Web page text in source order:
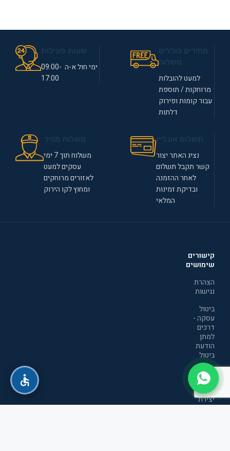
למעט להובלות
מרוחקות / תוספת
עבור קומות ופירוק
דלתות
ימי חול א-ה 09:00-
17:00
נציג האתר יצור
קשר תקבל תשלום
לאחר ההזמנה
ובדיקת זמינות
המלאי
משלוח תוך 7 ימי
עסקים למעט
לאזורים מרוחקים
ומחוץ לקו הירוק
קישורים
שימושים
הצהרת
נגישות
ביטול
עסקה -
דרכים
למתן
הודעת
ביטול
מדיניות
הפרטיות
יצירת